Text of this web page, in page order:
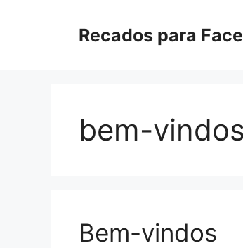
Recados para
bem-vindos
Bem-vindos